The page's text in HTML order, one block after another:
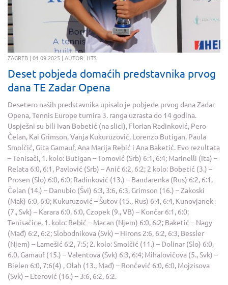
ZAGREB | 01.09.2025 | AUTOR: HTS
Deset pobjeda domaćih predstavnika prvog
dana TE Zadar Opena
Desetero naših predstavnika upisalo je pobjede prvog dana Zadar
Opena, Tennis Europe turnira 3. ranga uzrasta do 14 godina.
Uspješni su bili Ivan Bobetić (na slici), Florian Radinković, Pero
Čelan, Kai Grimson, Vanja Kukuruzović, Lorenzo Butigan, Paula
Smolčić, Gita Gamauf, Ana Marija Rebić i Ana Baketić. Evo rezultata
– Tenisači, 1. kolo: Butigan – Tomović (Srb) 6:1, 6:4; Marinelli (Ita) –
Relata 6:0, 6:1, Pavlović (Srb) – Anić 6:2, 6:2; 2 kolo: Bobetić (3.) –
Prosen (Slo) 6:0, 6:0; Radinković (13.) – Bandarenka (Rus) 6:2, 6:1,
Čelan (14.) – Danubio (Švi) 6:3, 3:6, 6:3, Grimson (16.) – Zakoski
(Mak) 6:0, 6:0; Kukuruzović – Šutov (15., Rus) 6:4, 6:4, Kunovjanek
(7., Svk) – Karara 6:0, 6:0, Czopek (9., VB) – Končar 6:1, 6:0;
Tenisačice, 1. kolo: Rebić – Macan (Njem) 6:0, 6:2; Baketić – Nagy
(Mađ) 6:2, 6:2; Slobodnikova (Svk) – Hirons 2:6, 6:2, 6:3, Bessler
(Njem) – Lamešić 6:2, 7:5; 2. kolo: Smolčić (11.) – Dolinar (Slo) 6:0,
6.0, Gamauf (15.) – Valentova (Svk) 6:3, 6:4; Mihalovičova (5., Svk) –
Bielen 6:0, 7:6(4) , Olah (13., Mađ) – Rončević 6:0, 6:0, Mojzisova
(Svk) – Eterović (16.) – 3:6, 6:2, 6:2.